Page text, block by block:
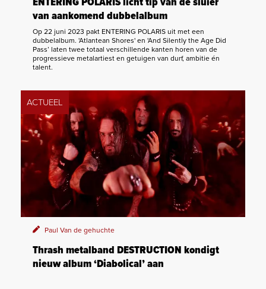
ENTERING POLARIS licht tip van de sluier
van aankomend dubbelalbum
Op 22 juni 2023 pakt ENTERING POLARIS uit met een
dubbelalbum. 'Atlantean Shores' en 'And Silently the Age Did
Pass’ laten twee totaal verschillende kanten horen van de
progressieve metalartiest en getuigen van durf, ambitie én
talent.
ACTUEEL
Paul Van de gehuchte
Thrash metalband DESTRUCTION kondigt
nieuw album ‘Diabolical’ aan